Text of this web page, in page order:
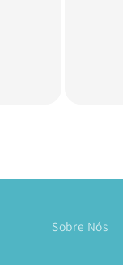
Sobre Nós